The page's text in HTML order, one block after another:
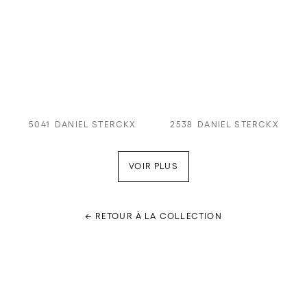
5041 DANIEL STERCKX 2538 DANIEL STERCKX
VOIR PLUS
← RETOUR À LA COLLECTION